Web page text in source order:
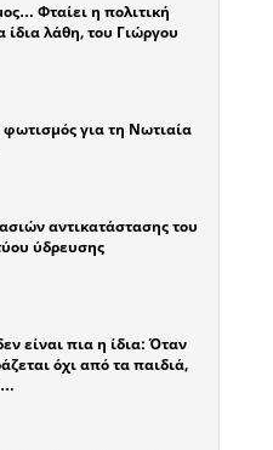
Φταίει η πολιτική
λάθη, του Γιώργου
για τη Νωτιαία
αντικατάστασης του
ύδρευσης
είναι πια η ίδια: Όταν
όχι από τα παιδιά,